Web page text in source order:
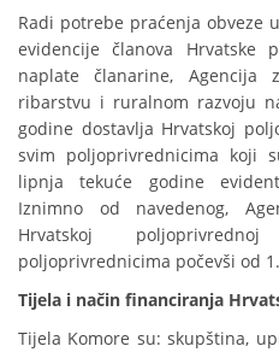
Radi potrebe praćenja obveze
evidencije članova Hrvatske
naplate članarine, Agencija
ribarstvu i ruralnom razvoju
godine dostavlja Hrvatskoj
svim poljoprivrednicima koji
lipnja tekuće godine
Iznimno od navedenog,
Hrvatskoj
poljoprivrednicima počevši od
Tijela i način financiranja
Tijela Komore su: skupština,